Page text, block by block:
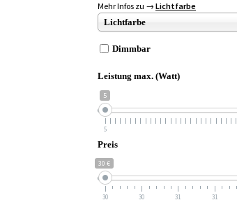
Mehr Infos zu →Lichtfarbe
Lichtfarbe
Dimmbar
Leistung max. (Watt)
5
5
Preis
30 €
30 30 31 31